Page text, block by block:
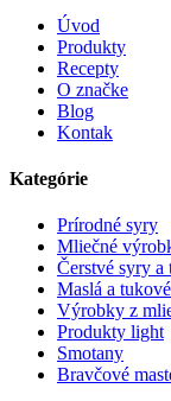
Úvod
Produkty
Recepty
O značke
Blog
Kontak
Kategórie
Prírodné syry
Mliečné
Čerstvé syry a
Maslá a
Výrobky z
Produkty light
Smotany
Bravčové